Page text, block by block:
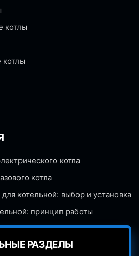
котлы
котла
котла
котельной: выбор и установка
принцип работы
РАЗДЕЛЫ